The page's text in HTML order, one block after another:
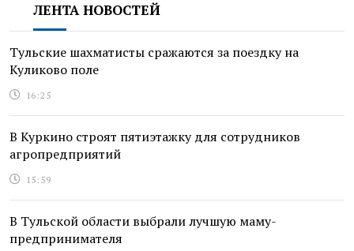
ЛЕНТА НОВОСТЕЙ
Тульские шахматисты сражаются за поездку на
Куликово поле
16:25
В Куркино строят пятиэтажку для сотрудников
агропредприятий
15:59
В Тульской области выбрали лучшую маму-
предпринимателя